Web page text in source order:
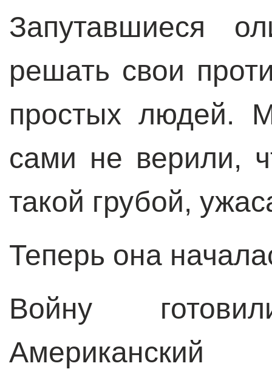
Запутавшиеся
решать свои
простых людей.
сами не верили,
такой грубой,
Теперь она
Войну